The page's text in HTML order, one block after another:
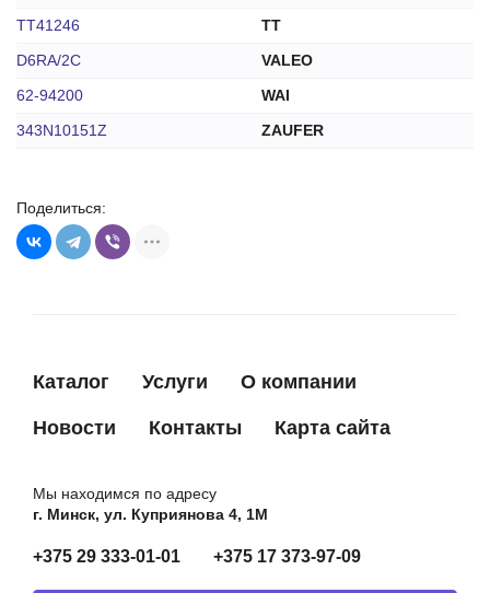
TT41246
TT
D6RA/2C
VALEO
62-94200
WAI
343N10151Z
ZAUFER
Поделиться:
Каталог Услуги О компании
Новости Контакты Карта сайта
Мы находимся по адресу
г. Минск, ул. Куприянова 4, 1М
+375 29 333-01-01 +375 17 373-97-09